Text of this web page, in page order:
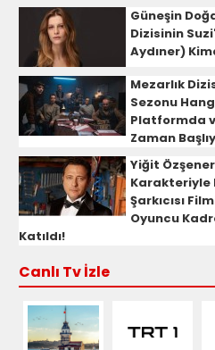
Güneşin
Dizisinin
Aydıner)
Mezarlık
Sezonu
Platformda
Zaman
Yiğit
Karakteriyle
Şarkıcısı
Oyuncu
Katıldı!
Canlı Tv İzle